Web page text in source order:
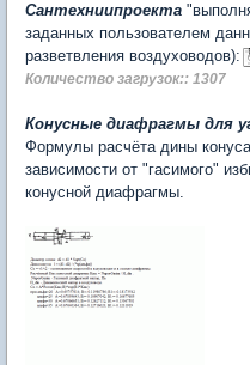
Сантехниипроекта
заданных пользователем
разветвления воздуховодов):
Количество загрузок:: 1307
Конусные диафрагмы для
Формулы расчёта дины
зависимости от "гасимого"
конусной диафрагмы.